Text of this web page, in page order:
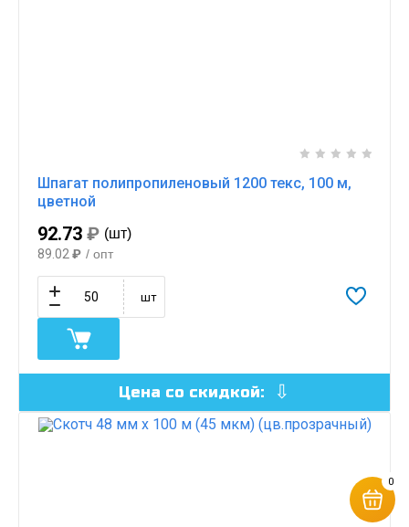
Шпагат полипропиленовый 1200 текс, 100 м,
цветной
92.73 ₽ (шт)
89.02 ₽ / опт
шт
Цена со скидкой:
0